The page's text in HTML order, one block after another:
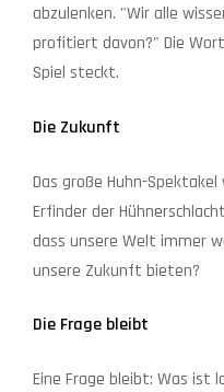
abzulenken. "Wir alle
profitiert davon?" Die
Spiel steckt.
Die Zukunft
Das große Huhn-
Erfinder der
dass unsere Welt immer
unsere Zukunft bieten?
Die Frage bleibt
Eine Frage bleibt: Was ist